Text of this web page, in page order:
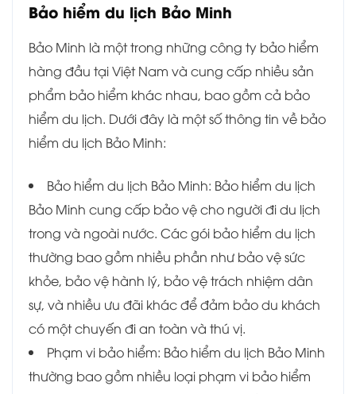
Bảo hiểm du lịch Bảo Minh
Bảo Minh là một trong những công ty bảo hiểm
hàng đầu tại Việt Nam và cung cấp nhiều sản
phẩm bảo hiểm khác nhau, bao gồm cả bảo
hiểm du lịch. Dưới đây là một số thông tin về bảo
hiểm du lịch Bảo Minh:
Bảo hiểm du lịch Bảo Minh: Bảo hiểm du lịch
Bảo Minh cung cấp bảo vệ cho người đi du lịch
trong và ngoài nước. Các gói bảo hiểm du lịch
thường bao gồm nhiều phần như bảo vệ sức
khỏe, bảo vệ hành lý, bảo vệ trách nhiệm dân
sự, và nhiều ưu đãi khác để đảm bảo du khách
có một chuyến đi an toàn và thú vị.
Phạm vi bảo hiểm: Bảo hiểm du lịch Bảo Minh
thường bao gồm nhiều loại phạm vi bảo hiểm